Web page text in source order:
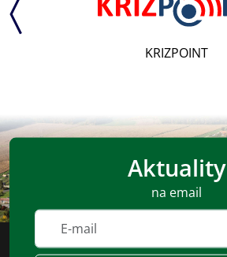
KRIZPOINT
Aktuality
na email